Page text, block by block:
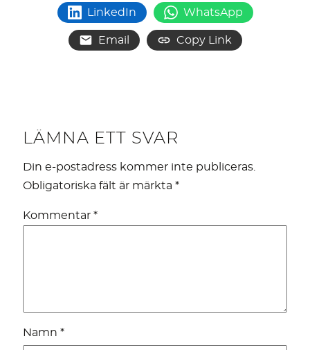
LinkedIn WhatsApp
Email Copy Link
LÄMNA ETT SVAR
Din e-postadress kommer inte publiceras.
Obligatoriska fält är märkta *
Kommentar *
Namn *